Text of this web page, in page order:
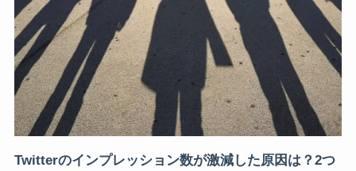
Twitterのインプレッション数が激減した原因は？2つ